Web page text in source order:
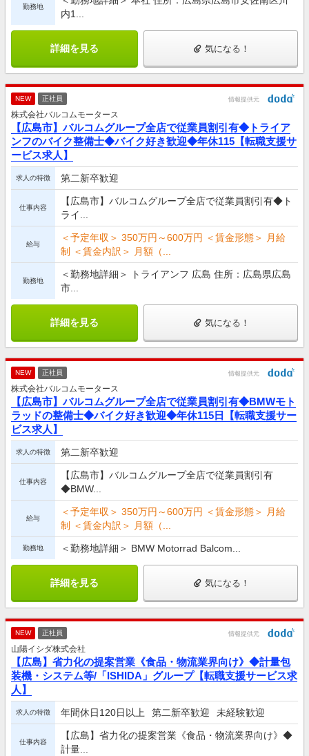
勤務地
内1...
詳細を見る 気になる！
NEW 正社員 情報提供元
株式会社バルコムモータース
【広島市】バルコムグループ全店で従業員割引有◆トライア
ンフのバイク整備士◆バイク好き歓迎◆年休115【転職支援サ
ービス求人】
求人の特徴 第二新卒歓迎
仕事内容
【広島市】バルコムグループ全店で従業員割引有◆ト
ライ...
給与
＜予定年収＞ 350万円～600万円 ＜賃金形態＞ 月給
制 ＜賃金内訳＞ 月額（...
勤務地
＜勤務地詳細＞ トライアンフ 広島 住所：広島県広島
市...
詳細を見る 気になる！
NEW 正社員 情報提供元
株式会社バルコムモータース
【広島市】バルコムグループ全店で従業員割引有◆BMWモト
ラッドの整備士◆バイク好き歓迎◆年休115日【転職支援サー
ビス求人】
求人の特徴 第二新卒歓迎
仕事内容
【広島市】バルコムグループ全店で従業員割引有
◆BMW...
給与
＜予定年収＞ 350万円～600万円 ＜賃金形態＞ 月給
制 ＜賃金内訳＞ 月額（...
勤務地 ＜勤務地詳細＞ BMW Motorrad Balcom...
詳細を見る 気になる！
NEW 正社員 情報提供元
山陽イシダ株式会社
【広島】省力化の提案営業《食品・物流業界向け》◆計量包
装機・システム等/「ISHIDA」グループ【転職支援サービス求
人】
求人の特徴 年間休日120日以上 第二新卒歓迎 未経験歓迎
仕事内容
【広島】省力化の提案営業《食品・物流業界向け》◆
計量...